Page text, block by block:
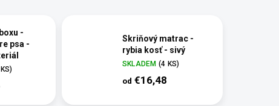
-
psa -
Skriňový matrac -
rybia kosť - sivý
SKLADEM (4 KS)
od €16,48